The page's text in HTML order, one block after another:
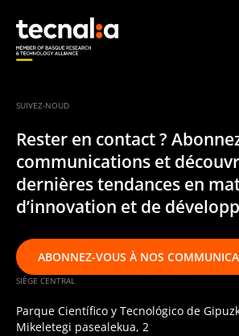
SUIVEZ-NOUD
Rester en contact ?
communications et
dernières tendances en
d’innovation et de
ABONNEZ-VOUS À NOS
SIÈGE CENTRAL
Parque Científico y Tecnológico de
Mikeletegi pasealekua, 2